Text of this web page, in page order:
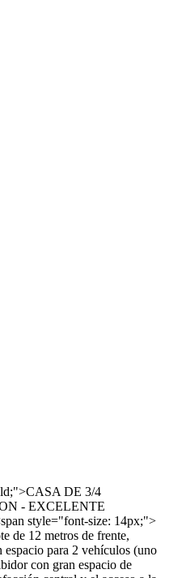
DE 3/4
- EXCELENTE
style="font-size: 14px;">
de 12 metros de frente,
para 2 vehículos (uno
con gran espacio de